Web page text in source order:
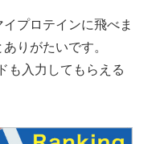
プロテインに飛べま
りがたいです。
も入力してもらえる